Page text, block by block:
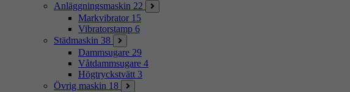
Anläggningsmaskin 22
Markvibrator 15
Vibratorstamp 6
Städmaskin 38
Dammsugare 29
Våtdammsugare 4
Högtryckstvätt 3
Övrig maskin 18